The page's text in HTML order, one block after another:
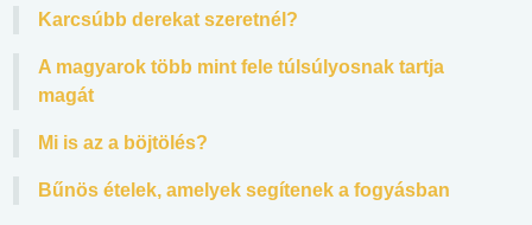
Karcsúbb derekat szeretnél?
A magyarok több mint fele túlsúlyosnak tartja
magát
Mi is az a böjtölés?
Bűnös ételek, amelyek segítenek a fogyásban